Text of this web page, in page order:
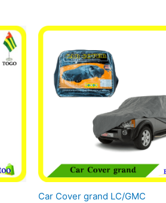
Car Cover grand LC/GMC